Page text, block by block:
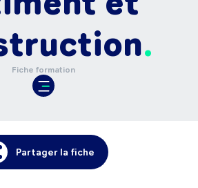
Fiche formation
Partager la fiche